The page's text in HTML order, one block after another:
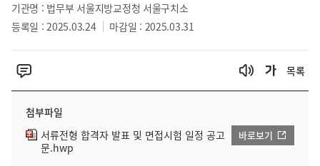
기관명 : 법무부 서울지방교정청 서울구치소
등록일 : 2025.03.24
마감일 : 2025.03.31
목록
첨부파일
서류전형 합격자 발표 및 면접시험 일정 공고
문.hwp
바로보기